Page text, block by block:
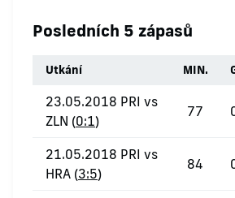
Posledních 5 zápasů
Utkání MIN.
23.05.2018 PRI vs
ZLN (0:1)
77
21.05.2018 PRI vs
HRA (3:5)
84